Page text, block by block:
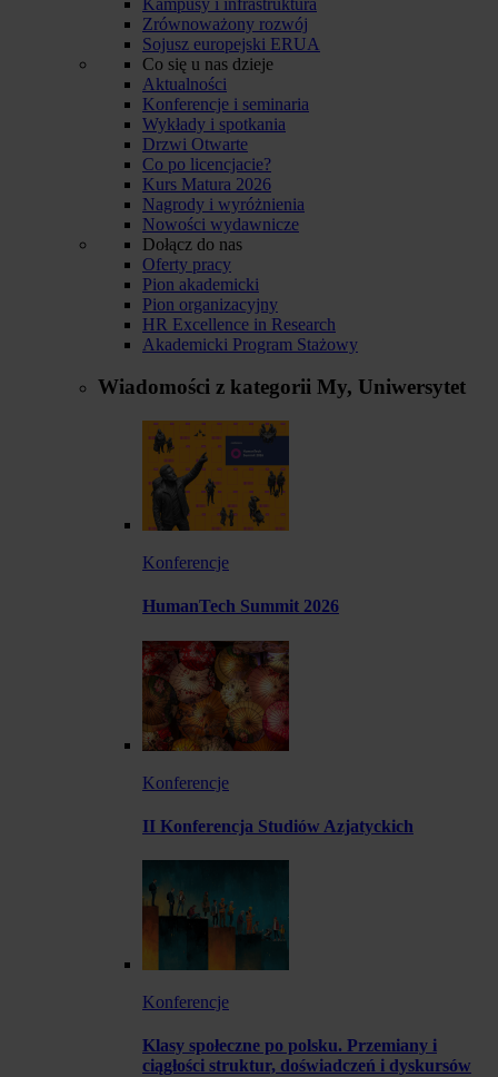
Zrównoważony rozwój
Sojusz europejski ERUA
Co się u nas dzieje
Aktualności
Konferencje i seminaria
Wykłady i spotkania
Drzwi Otwarte
Co po licencjacie?
Kurs Matura 2026
Nagrody i wyróżnienia
Nowości wydawnicze
Dołącz do nas
Oferty pracy
Pion akademicki
Pion organizacyjny
HR Excellence in Research
Akademicki Program Stażowy
Wiadomości z kategorii My, Uniwersytet
Konferencje
HumanTech Summit 2026
Konferencje
II Konferencja Studiów Azjatyckich
Konferencje
Klasy społeczne po polsku. Przemiany i
ciągłości struktur, doświadczeń i dyskursów